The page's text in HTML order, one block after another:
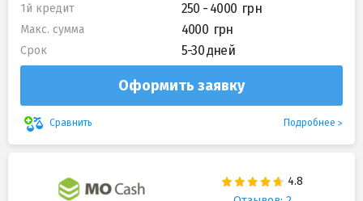
1й кредит 250 - 4000
Макс. сумма 4000
Срок 5-30 дней
Оформить заявку
Сравнить Подробнее